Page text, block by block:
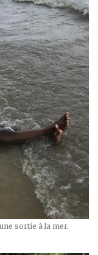
sortie à la mer.